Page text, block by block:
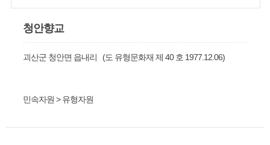
청안향교
괴산군 청안면 읍내리 (도 유형문화재 제 40 호 1977.12.06)
민속자원 > 유형자원